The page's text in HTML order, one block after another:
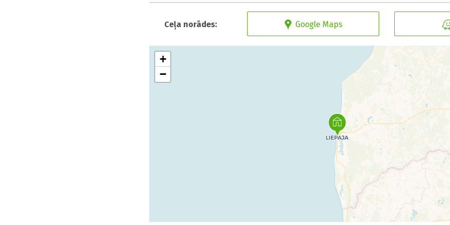
Ceļa norādes: Google Maps
+
−